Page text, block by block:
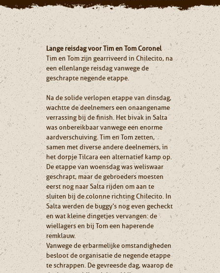
Lange reisdag voor Tim en Tom Coronel
Tim en Tom zijn gearriveerd in Chilecito, na
een ellenlange reisdag vanwege de
geschrapte negende etappe.
Na de solide verlopen etappe van dinsdag,
wachtte de deelnemers een onaangename
verrassing bij de finish. Het bivak in Salta
was onbereikbaar vanwege een enorme
aardverschuiving. Tim en Tom zetten,
samen met diverse andere deelnemers, in
het dorpje Tilcara een alternatief kamp op.
De etappe van woensdag was weliswaar
geschrapt, maar de gebroeders moesten
eerst nog naar Salta rijden om aan te
sluiten bij de colonne richting Chilecito. In
Salta werden de buggy’s nog even gecheckt
en wat kleine dingetjes vervangen: de
wiellagers en bij Tom een haperende
remklauw.
Vanwege de erbarmelijke omstandigheden
besloot de organisatie de negende etappe
te schrappen. De gevreesde dag, waarop de